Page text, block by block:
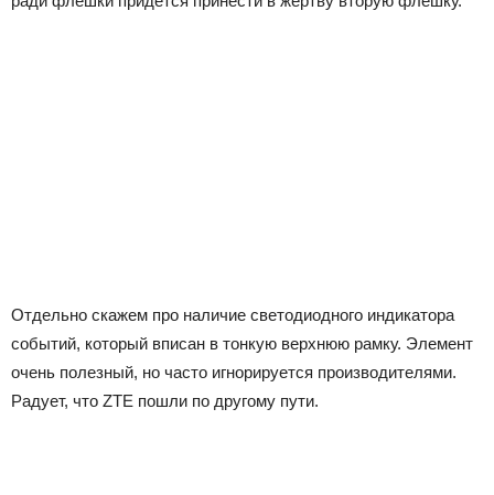
Отдельно скажем про наличие светодиодного индикатора
событий, который вписан в тонкую верхнюю рамку. Элемент
очень полезный, но часто игнорируется производителями.
Радует, что ZTE пошли по другому пути.